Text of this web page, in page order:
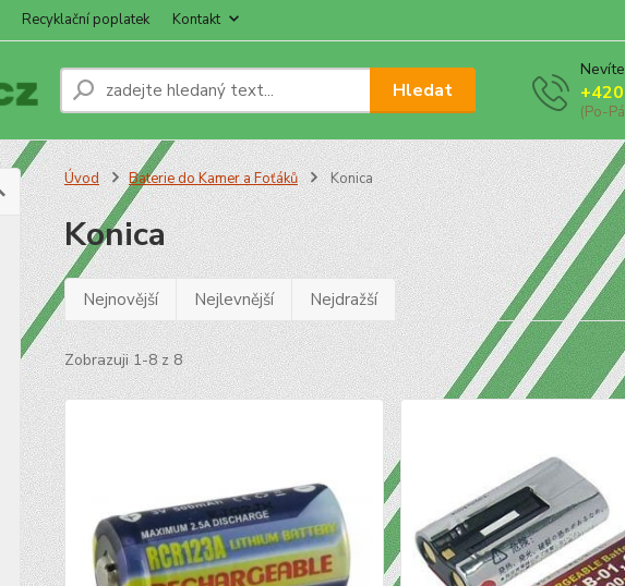
Recyklační poplatek Kontakt
Hledat
(Po-
Úvod Baterie do Kamer a Foťáků Konica
Konica
Nejnovější Nejlevnější Nejdražší
Zobrazuji 1-8 z 8